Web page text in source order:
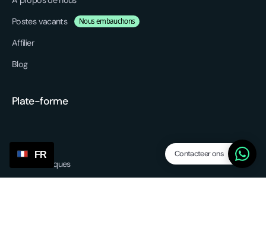
Contacteer ons
Postes vacants
Nous embauchons
Affilier
Blog
Plate-forme
Caractéristiques
FR